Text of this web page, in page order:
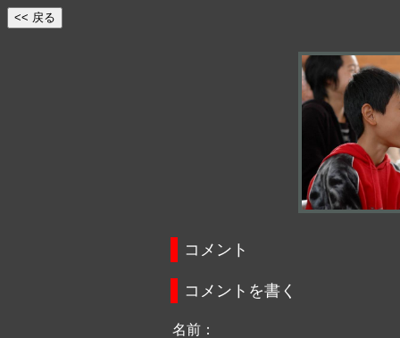
コメント
コメントを書く
名前：